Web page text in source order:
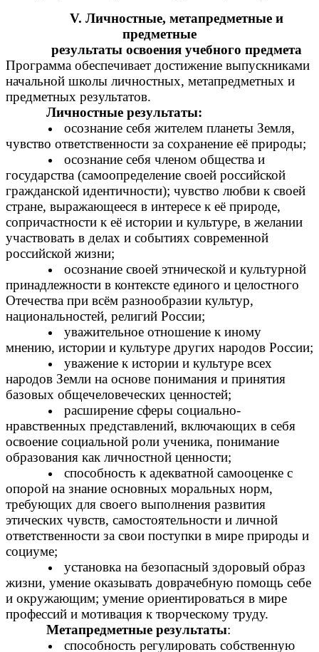
V. Личностные, метапредметные и
предметные
результаты освоения учебного предмета
Программа обеспечивает достижение выпускниками
начальной школы личностных, метапредметных и
предметных результатов.
Личностные результаты:
осознание себя жителем планеты Земля,
чувство ответственности за сохранение её природы;
осознание себя членом общества и
государства (самоопределение своей российской
гражданской идентичности); чувство любви к своей
стране, выражающееся в интересе к её природе,
сопричастности к её истории и культуре, в желании
участвовать в делах и событиях современной
российской жизни;
осознание своей этнической и культурной
принадлежности в контексте единого и целостного
Отечества при всём разнообразии культур,
национальностей, религий России;
уважительное отношение к иному
мнению, истории и культуре других народов России;
уважение к истории и культуре всех
народов Земли на основе понимания и принятия
базовых общечеловеческих ценностей;
расширение сферы социально-
нравственных представлений, включающих в себя
освоение социальной роли ученика, понимание
образования как личностной ценности;
способность к адекватной самооценке с
опорой на знание основных моральных норм,
требующих для своего выполнения развития
этических чувств, самостоятельности и личной
ответственности за свои поступки в мире природы и
социуме;
установка на безопасный здоровый образ
жизни, умение оказывать доврачебную помощь себе
и окружающим; умение ориентироваться в мире
профессий и мотивация к творческому труду.
Метапредметные результаты:
способность регулировать собственную